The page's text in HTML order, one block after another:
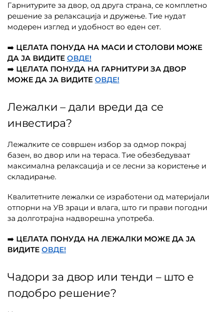
Гарнитурите за двор, од друга страна, се комплетно
решение за релаксација и дружење. Тие нудат
модерен изглед и удобност во еден сет.
➡️ ЦЕЛАТА ПОНУДА НА МАСИ И СТОЛОВИ МОЖЕ
ДА ЈА ВИДИТЕ ОВДЕ!
➡️ ЦЕЛАТА ПОНУДА НА ГАРНИТУРИ ЗА ДВОР
МОЖЕ ДА ЈА ВИДИТЕ ОВДЕ!
Лежалки – дали вреди да се
инвестира?
Лежалките се совршен избор за одмор покрај
базен, во двор или на тераса. Тие обезбедуваат
максимална релаксација и се лесни за користење и
складирање.
Квалитетните лежалки се изработени од материјали
отпорни на УВ зраци и влага, што ги прави погодни
за долготрајна надворешна употреба.
➡️ ЦЕЛАТА ПОНУДА НА ЛЕЖАЛКИ МОЖЕ ДА ЈА
ВИДИТЕ ОВДЕ!
Чадори за двор или тенди – што е
подобро решение?